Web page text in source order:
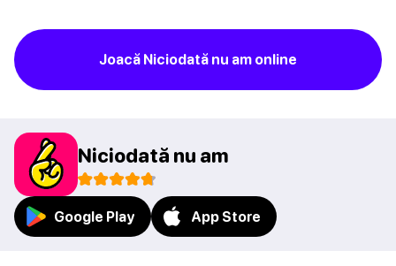
Joacă Niciodată nu am online
Niciodată nu am
Google Play App Store